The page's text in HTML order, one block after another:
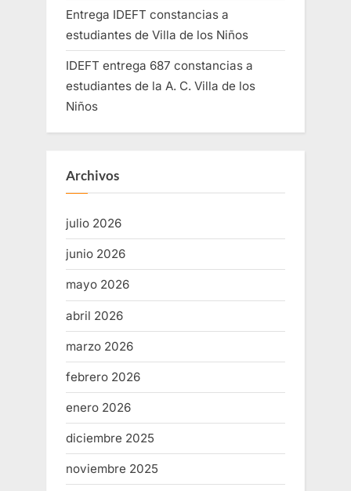
Entrega IDEFT constancias a
estudiantes de Villa de los Niños
IDEFT entrega 687 constancias a
estudiantes de la A. C. Villa de los
Niños
Archivos
julio 2026
junio 2026
mayo 2026
abril 2026
marzo 2026
febrero 2026
enero 2026
diciembre 2025
noviembre 2025